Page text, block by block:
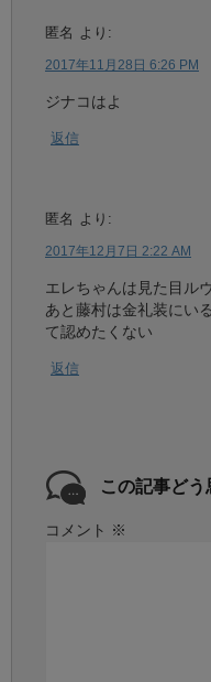
匿名 より:
2017年11月28日 6:26 PM
ジナコはよ
返信
匿名 より:
2017年12月7日 2:22 AM
エレちゃんは見た目ル
あと藤村は金礼装にい
て認めたくない
返信
この記事どう
コメント ※